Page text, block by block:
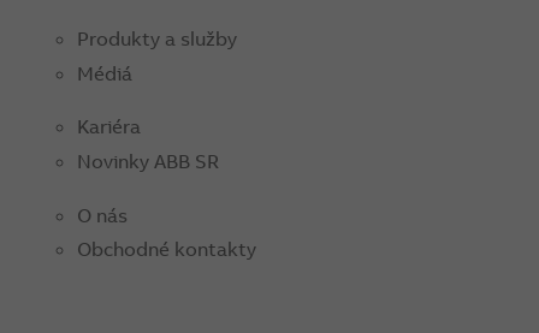
Produkty a služby
Médiá
Kariéra
Novinky ABB SR
O nás
Obchodné kontakty